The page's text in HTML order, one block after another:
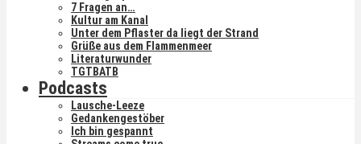
7 Fragen an…
Kultur am Kanal
Unter dem Pflaster da liegt der Strand
Grüße aus dem Flammenmeer
Literaturwunder
TGTBATB
Podcasts
Lausche-Leeze
Gedankengestöber
Ich bin gespannt